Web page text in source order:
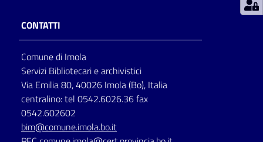
per
lettura
Seguici
su
CONTATTI
Comune di Imola
Servizi Bibliotecari e archivistici
Via Emilia 80, 40026 Imola (Bo), Italia
centralino: tel 0542.6026.36 fax
0542.602602
bim@comune.imola.bo.it